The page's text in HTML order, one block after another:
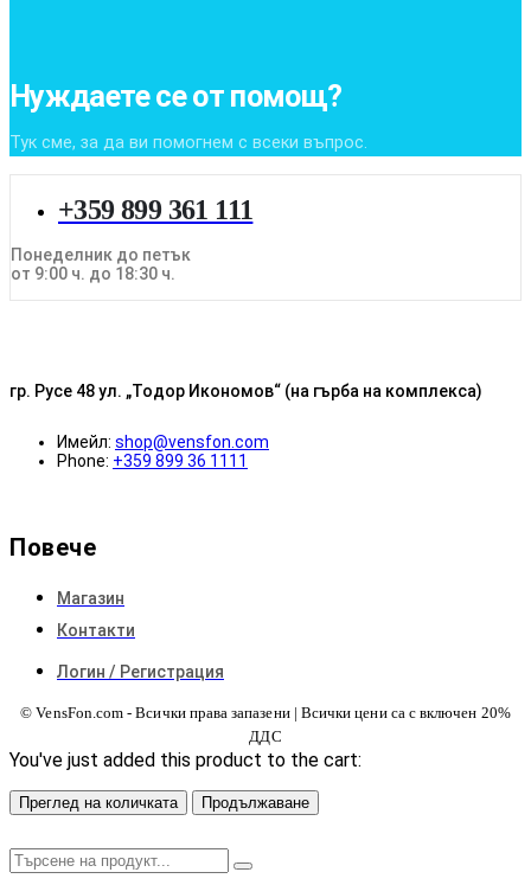
Нуждаете се от помощ?
Тук сме, за да ви помогнем с всеки въпрос.
+359 899 361 111
Понеделник до петък
от 9:00 ч. до 18:30 ч.
гр. Русе 48 ул. „Тодор Икономов“ (на гърба на комплекса)
Имейл: shop@vensfon.com
Phone: +359 899 36 1111
Повече
Магазин
Контакти
Логин / Регистрация
© VensFon.com - Всички права запазени | Всички цени са с включен 20%
ДДС
You've just added this product to the cart:
Преглед на количката Продължаване